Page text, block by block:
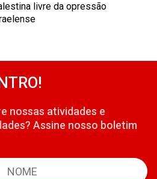
livre da opressão
nossas atividades e
Assine nosso boletim